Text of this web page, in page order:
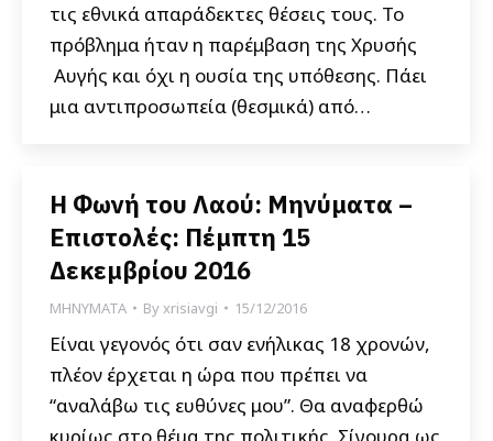
τις εθνικά απαράδεκτες θέσεις τους. Το
πρόβλημα ήταν η παρέμβαση της Χρυσής
Αυγής και όχι η ουσία της υπόθεσης. Πάει
μια αντιπροσωπεία (θεσμικά) από…
Η Φωνή του Λαού: Μηνύματα –
Επιστολές: Πέμπτη 15
Δεκεμβρίου 2016
ΜΗΝΥΜΑΤΑ Byxrisiavgi 15/12/2016
Είναι γεγονός ότι σαν ενήλικας 18 χρονών,
πλέον έρχεται η ώρα που πρέπει να
“αναλάβω τις ευθύνες μου”. Θα αναφερθώ